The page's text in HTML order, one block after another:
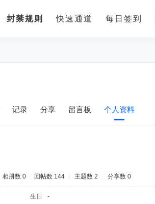
封禁规则 快速通道 每日签到
记录 分享 留言板 个人资料
相册数 0 回帖数 144 主题数 2 分享数 0
生日 -